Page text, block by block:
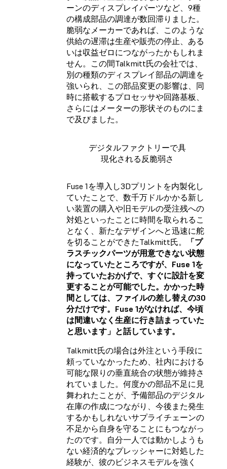
ーンのディスプレイパーツなど、9種
の構成部品の調達が数回滞りました。
脆弱なメーカーであれば、このような
供給の遅滞は生産や販売の停止、ある
いは収益ゼロにつながったかもしれま
せん。この間Talkmitt氏の会社では、
別の種類のディスプレイ部品の調達を
強いられ、この部品変更の影響は、同
時に搭載するプロセッサや回路基板、
さらにはメーターの形状そのものにま
で及びました。
デジタルファクトリーで具
現化される反脆弱さ
Fuse 1を導入し3Dプリントを内製化し
ていたことで、数千万ドルかかる新し
い装置の購入や旧モデルの受注残への
対処といったことに時間を取られるこ
となく、新たなデザインへと迅速に舵
を切ることができたTalkmitt氏。
「プ
ラスチックパーツが用意できない状態
になっていたところですが、Fuse 1を
持っていたおかげで、すぐに設計を変
更することが可能でした。かかった時
間としては、ファイルの差し替えの30
分だけです。Fuse 1がなければ、今頃
は間違いなく生産に行き詰まっていた
と思います」と話しています。
Talkmitt氏の場合は外注という手段に
頼っていなかったため、社内における
可能な限りの垂直統合の状態が維持さ
れていました。何度かの部品不足に見
舞われたことが、予備部品のデジタル
在庫の作成につながり、今後また発生
するかもしれないサプライチェーンの
不足から自身を守ることにもつながっ
たのです。自分一人では動かしようも
ない経済的なプレッシャーに対処した
経験が、彼のビジネスモデルを強く